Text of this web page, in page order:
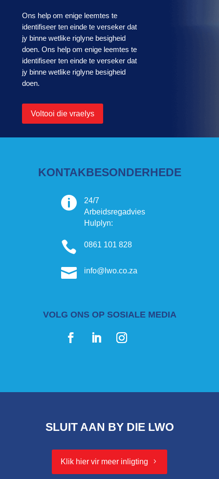
Ons help om enige leemtes te
identifiseer ten einde te verseker dat
jy binne wetlike riglyne besigheid
doen. Ons help om enige leemtes te
identifiseer ten einde te verseker dat
jy binne wetlike riglyne besigheid
doen.
Voltooi die vraelys
KONTAKBESONDERHEDE

24/7
Arbeidsregadvies
Hulplyn:
 0861 101 828
 info@lwo.co.za
VOLG ONS OP SOSIALE MEDIA
SLUIT AAN BY DIE LWO
Klik hier vir meer inligting